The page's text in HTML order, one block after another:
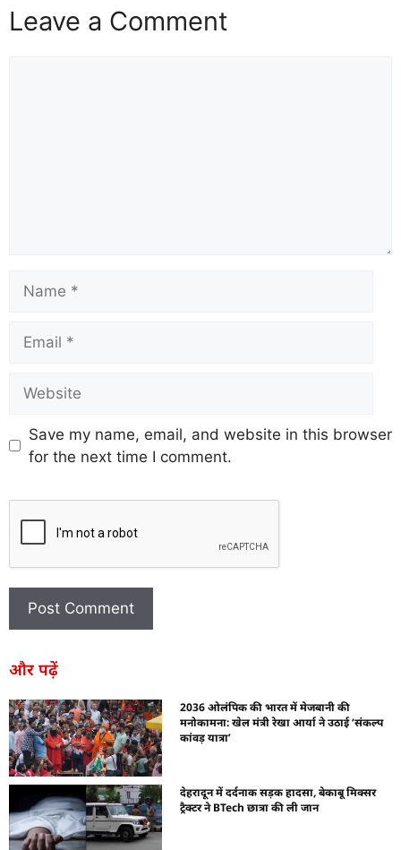
Leave a Comment
Save my name, email, and website in this browser
for the next time I comment.
और पढ़ें
2036 ओलंपिक की भारत में मेजबानी की
मनोकामना: खेल मंत्री रेखा आर्या ने उठाई ‘संकल्प
कांवड़ यात्रा’
देहरादून में दर्दनाक सड़क हादसा, बेकाबू मिक्सर
ट्रैक्टर ने BTech छात्रा की ली जान